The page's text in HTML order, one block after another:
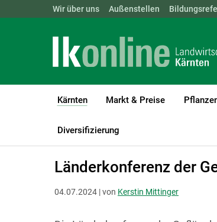
Landwirtschaftskammern: ÖSTERREICH
Wir über uns Außenstellen
Kärnten
(current)1
Markt & Preise
Diversifizierung
LK Kärnten Kärnten
Länderkonferenz der
04.07.2024 | von Kerstin Mittinger